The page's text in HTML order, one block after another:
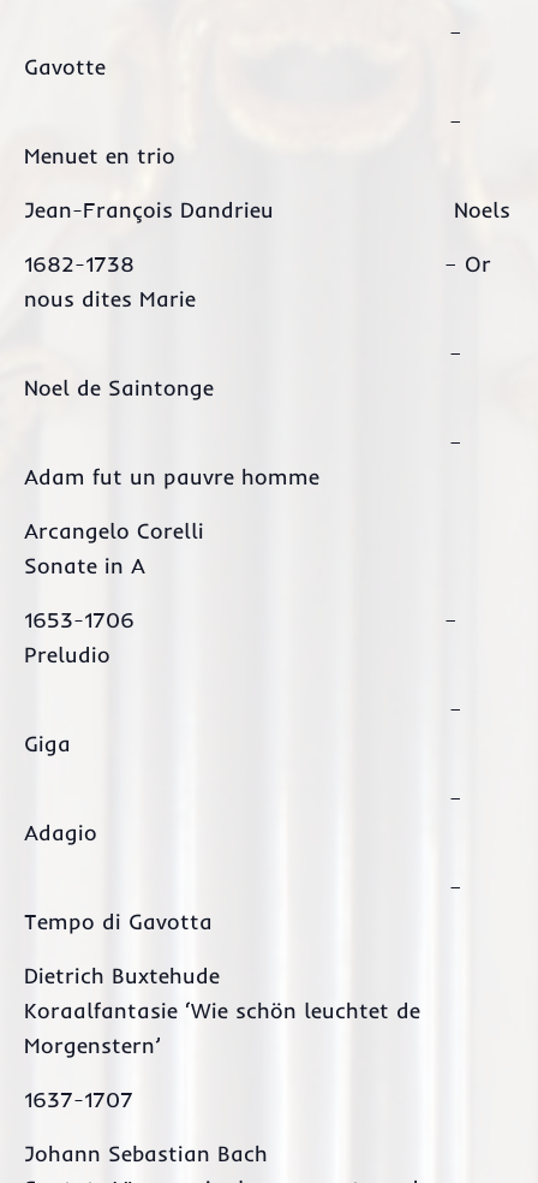
–
Gavotte
–
Menuet en trio
Jean-François Dandrieu Noels
1682-1738 – Or
nous dites Marie
–
Noel de Saintonge
–
Adam fut un pauvre homme
Arcangelo Corelli
Sonate in A
1653-1706 –
Preludio
–
Giga
–
Adagio
–
Tempo di Gavotta
Dietrich Buxtehude
Koraalfantasie ‘Wie schön leuchtet de
Morgenstern’
1637-1707
Johann Sebastian Bach